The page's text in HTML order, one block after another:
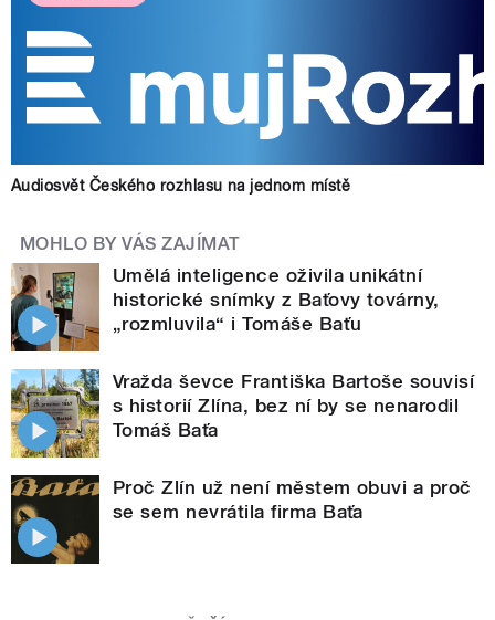
Audiosvět Českého rozhlasu na jednom místě
MOHLO BY VÁS ZAJÍMAT
Umělá inteligence oživila unikátní
historické snímky z Baťovy továrny,
„rozmluvila“ i Tomáše Baťu
Vražda ševce Františka Bartoše souvisí
s historií Zlína, bez ní by se nenarodil
Tomáš Baťa
Proč Zlín už není městem obuvi a proč
se sem nevrátila firma Baťa